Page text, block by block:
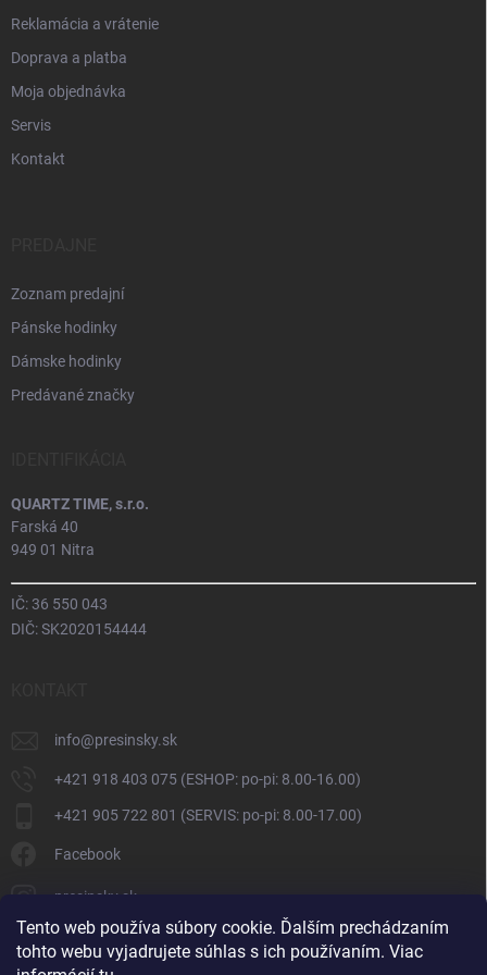
Tento web používa súbory cookie. Ďalším prechádzaním
tohto webu vyjadrujete súhlas s ich používaním. Viac
Reklamácia a vrátenie
Doprava a platba
Moja objednávka
Servis
Kontakt
Zoznam predajní
Pánske hodinky
Dámske hodinky
Predávané značky
QUARTZ TIME, s.r.o.
Farská 40
949 01 Nitra
IČ: 36 550 043
DIČ: SK2020154444
info@presinsky.sk
+421 918 403 075 (ESHOP: po-pi: 8.00-16.00)
+421 905 722 801 (SERVIS: po-pi: 8.00-17.00)
Facebook
presinsky.sk